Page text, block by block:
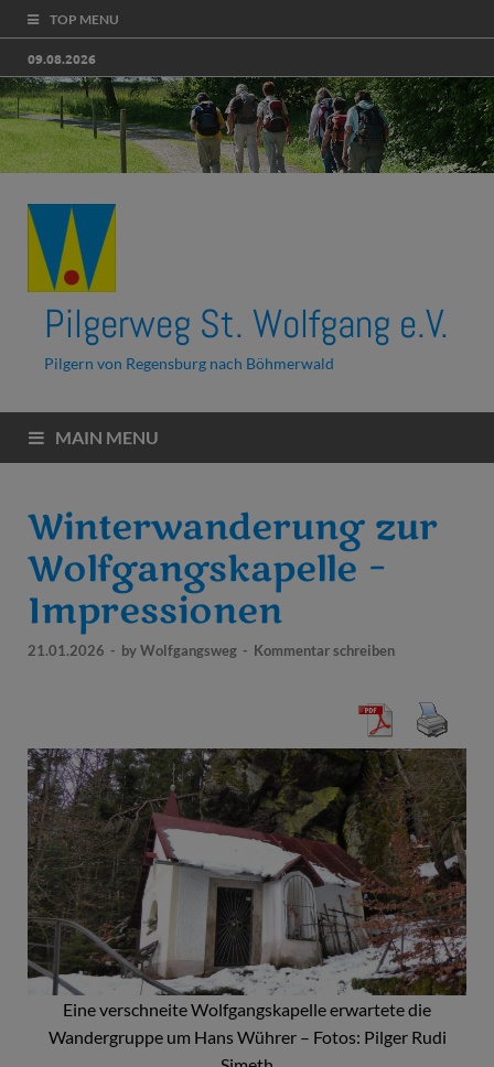
TOP MENU
09.08.2026
Pilgerweg St. Wolfgang e.V.
Pilgern von Regensburg nach Böhmerwald
MAIN MENU
Winterwanderung zur
Wolfgangskapelle –
Impressionen
21.01.2026 - byWolfgangsweg - Kommentar schreiben
Eine verschneite Wolfgangskapelle erwartete die
Wandergruppe um Hans Wührer – Fotos: Pilger Rudi